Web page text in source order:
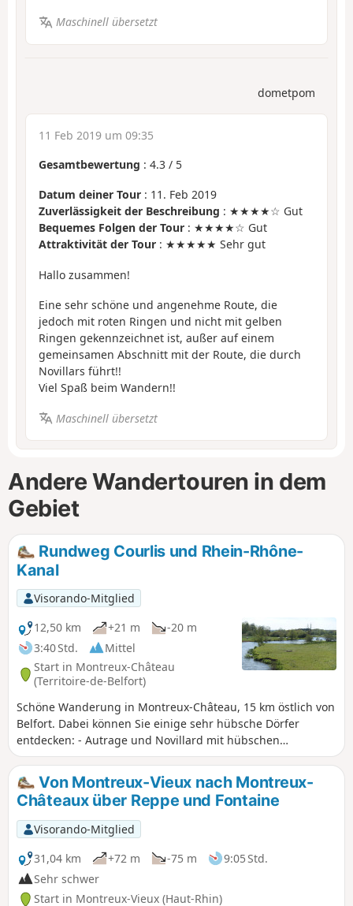
Maschinell übersetzt
dometpom
11 Feb 2019 um 09:35
Gesamtbewertung : 4.3 / 5
Datum deiner Tour : 11. Feb 2019
Zuverlässigkeit der Beschreibung : ★★★★☆ Gut
Bequemes Folgen der Tour : ★★★★☆ Gut
Attraktivität der Tour : ★★★★★ Sehr gut
Hallo zusammen!
Eine sehr schöne und angenehme Route, die
jedoch mit roten Ringen und nicht mit gelben
Ringen gekennzeichnet ist, außer auf einem
gemeinsamen Abschnitt mit der Route, die durch
Novillars führt!!
Viel Spaß beim Wandern!!
Maschinell übersetzt
Andere Wandertouren in dem
Gebiet
Rundweg Courlis und Rhein-Rhône-
Kanal
Visorando-Mitglied
12,50 km
+21 m
-20 m
3:40 Std.
Mittel
Start in Montreux-Château
(Territoire-de-Belfort)
Schöne Wanderung in Montreux-Château, 15 km östlich von
Belfort. Dabei können Sie einige sehr hübsche Dörfer
entdecken: - Autrage und Novillard mit hübschen
Fachwerkhäusern. - Petit-Croix mit dem Pégoud-Denkmal. -
Montreux-Château mit einer schönen Kapelle und dem
Burgberg, einem Überrest einer mittelalterlichen Burg. Die
Route ist mit einer blauen Scheibe markiert.
Von Montreux-Vieux nach Montreux-
Châteaux über Reppe und Fontaine
Visorando-Mitglied
31,04 km
+72 m -75 m
9:05 Std.
Sehr schwer
Start in Montreux-Vieux (Haut-Rhin)